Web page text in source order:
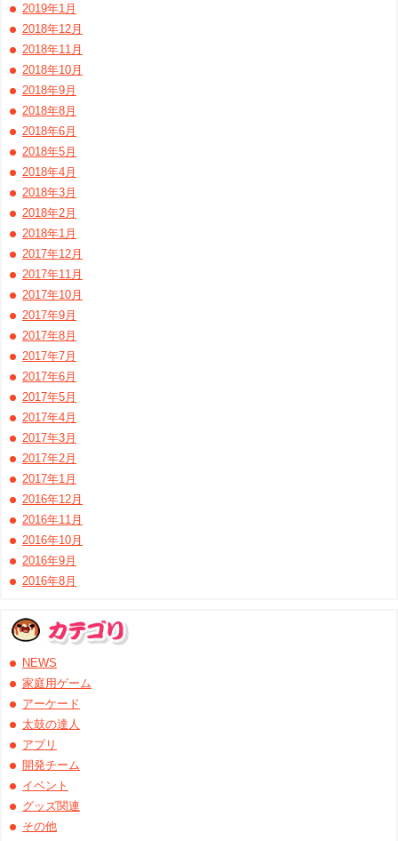
2019年1月
2018年12月
2018年11月
2018年10月
2018年9月
2018年8月
2018年6月
2018年5月
2018年4月
2018年3月
2018年2月
2018年1月
2017年12月
2017年11月
2017年10月
2017年9月
2017年8月
2017年7月
2017年6月
2017年5月
2017年4月
2017年3月
2017年2月
2017年1月
2016年12月
2016年11月
2016年10月
2016年9月
2016年8月
NEWS
家庭用ゲーム
アーケード
太鼓の達人
アプリ
開発チーム
イベント
グッズ関連
その他